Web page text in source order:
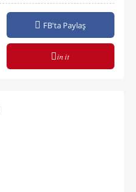
FB'ta Paylaş
in it